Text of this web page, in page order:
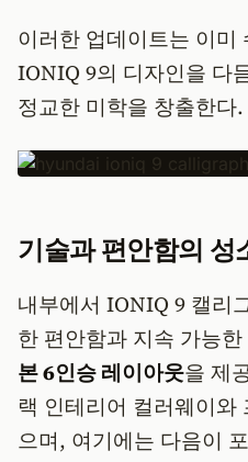
이러한 업데이트는 이미
IONIQ 9의 디자인을 다
정교한 미학을 창출한다.
기술과 편안함의 성
내부에서 IONIQ 9 캘리
한 편안함과 지속 가능
본 6인승 레이아웃을 제
랙 인테리어 컬러웨이와
으며, 여기에는 다음이